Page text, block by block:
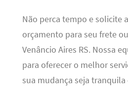
Não perca tempo e solicite
orçamento para seu frete
Venâncio Aires RS. Nossa
para oferecer o melhor
sua mudança seja tranquila